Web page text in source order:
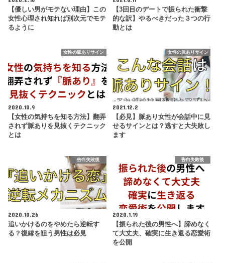
【優しい男がモテない理由】この
女性心理され知れば別次元でモテ
るように
【3回目のデートで振られた衝撃
的な訳】やるべきだった３つの行
動とは
女性の脈ありサイン
2020.10.9
【女性の気持ちを知る方法】翻弄
されず脈ありを見抜くテクニック
とは
女性の脈ありサイン
2021.12.2
【必見】脈あり女性が会話中に見
せるサインとは？逃すと大失敗し
ます
告白失敗後
2020.10.26
追いかけるのをやめたら逆転す
る？復縁を狙う男性は必見
告白失敗後
2020.1.19
【振られた後の男性へ】諦めなく
て大丈夫、確実に生き返る恋愛術
を公開